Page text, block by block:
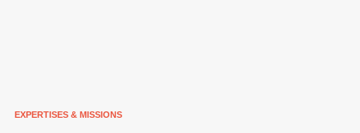
EXPERTISES & MISSIONS